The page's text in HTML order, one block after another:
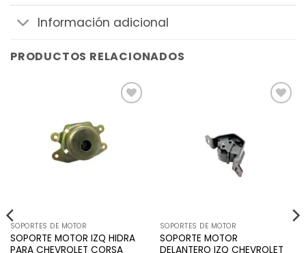
Información adicional
PRODUCTOS RELACIONADOS
SOPORTES DE MOTOR
SOPORTE MOTOR IZQ HIDRA
PARA CHEVROLET CORSA
SOPORTES DE MOTOR
SOPORTE MOTOR
DELANTERO IZQ CHEVROLET